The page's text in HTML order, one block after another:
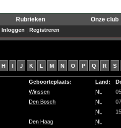
Rubrieken Onze club
Inloggen | Registreren
H I J K L M N O P Q R S
Geboorteplaats: Land:
Winssen NL
Den Bosch NL
NL
Den Haag
NL